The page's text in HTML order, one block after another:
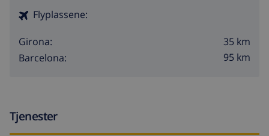
Flyplassene:
Girona:
35 km
Barcelona:
95 km
Tjenester